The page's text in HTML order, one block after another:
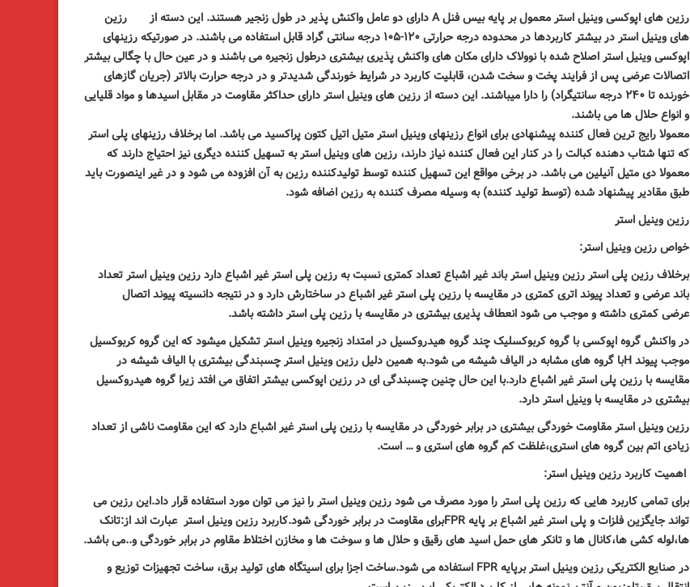
رزین های اپوکسی وینیل استر معمول بر پایه بیس فنلA دارای دو عامل واکنش پذیر در طول زنجیر هستند. این دسته از
رزین
های وینیل استر در بیشتر کاربردها در محدوده درجه حرارتی۱۲۰-۱۰۵
درجه سانتی گراد قابل استفاده می باشند. در صورتیکه رزینهای
اپوکسی وینیل استر اصلاح شده با نوولاک دارای مکان های واکنش پذیری بیشتری درطول زنجیره می باشند و در عین حال با چگالی بیشتر
اتصالات عرضی پس از فرایند پخت و سخت شدن، قابلیت کاربرد در شرایط خورندگی شدیدتر و در درجه حرارت بالاتر (جریان گازهای
خورنده تا ۲۴۰ درجه سانتیگراد) را دارا میباشند. این دسته از رزین های وینیل استر دارای حداکثر مقاومت در مقابل اسیدها و مواد قلیایی
و انواع حلال ها می باشند.
معمولا رایج ترین فعال کننده پیشنهادی برای انواع رزینهای وینیل استر متیل اتیل کتون پراکسید می باشد. اما برخلاف رزینهای پلی استر
که تنها شتاب دهنده کبالت را در کنار این فعال کننده نیاز دارند، رزین های وینیل استر به تسهیل کننده دیگری نیز احتیاج دارند که
معمولا دی متیل آنیلین می باشد. در برخی مواقع این تسهیل کننده توسط تولیدکننده رزین به آن افزوده می شود و در غیر اینصورت باید
طبق مقادیر پیشنهاد شده (توسط تولید کننده) به وسیله مصرف کننده به رزین اضافه شود.
رزین وینیل استر
خواص رزین وینیل استر:
برخلاف رزین پلی استر رزین وینیل استر باند غیر اشباع تعداد کمتری نسبت به رزین پلی استر غیر اشباع دارد رزین وینیل استر تعداد
باند عرضیو تعداد پیوند اتری کمتری در مقایسه با رزین پلی استر غیر اشباع در ساختارش دارد و در نتیجه دانسیته پیوند اتصال
عرضیکمتری داشته و موجب می شود انعطاف پذیری بیشتری در مقایسه با رزین پلی استر داشته باشد.
در واکنش گروه اپوکسی با گروه کربوکسلیک چند گروه هیدروکسیل در امتداد زنجیره وینیل استر تشکیل میشود که این گروه کربوکسیل
موجب پیوند
با گروه های مشابه در الیاف شیشه می شود.به همین دلیل رزین وینیل استر چسبندگی بیشتری با الیاف شیشه در
مقایسه با رزین پلی استر غیر اشباع دارد.با این حال چنین چسبندگی ای در رزین اپوکسی بیشتر اتفاق می افتد زیرا گروه هیدروکسیل
بیشتری در مقایسه با وینیل استر دارد.
رزین وینیل استر مقاومت خوردگی بیشتری در برابر خوردگی در مقایسه با رزین پلی استر غیر اشباع دارد که این مقاومت ناشی از تعداد
زیادی اتم بین گروه های استری،غلظت کم گروه های استری و… است.
اهمیت کاربرد رزین وینیل استر:
برای تمامی کاربرد هایی که رزین پلی استر را مورد مصرف می شود رزین وینیل استر را نیز می توان مورد استفاده قرار داد.این رزین می
تواند جایگزین فلزات و پلی استر غیر اشباع بر پایه
برای مقاومت در برابر خوردگی شود.کاربرد رزین وینیل استر عبارت اند از:تانک
ها،لوله کشی ها،کانال ها و تانکر های حمل اسید های رقیق و حلال ها و سوخت ها و مخازن اختلاط مقاوم در برابر خوردگی و..می باشد.
در صنایع الکتریکی رزین وینیل استر برپایه
استفاده می شود.ساخت اجزا برای اسیتگاه های تولید برق، ساخت تجهیزات توزیع و